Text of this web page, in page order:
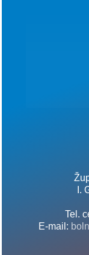
I.
Tel.
E-mail: